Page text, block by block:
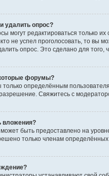
удалить опрос?
могут редактироваться только
не успел проголосовать, то вы
опрос. Это сделано для
форумы?
определённым
Свяжитесь с
вложения?
быть предоставлено на
только членам